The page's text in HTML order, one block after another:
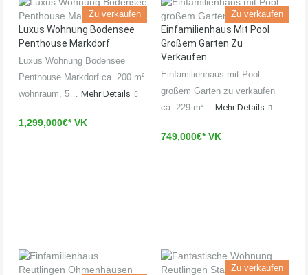
Zu verkaufen
Luxus Wohnung Bodensee
Penthouse Markdorf
Luxus Wohnung Bodensee
Penthouse Markdorf ca. 200 m²
wohnraum, 5… Mehr Details
1,299,000€* VK
Zu verkaufen
Einfamilienhaus Mit Pool
Großem Garten Zu
Verkaufen
Einfamilienhaus mit Pool
großem Garten zu verkaufen
ca. 229 m²… Mehr Details
749,000€* VK
Zu verkaufen